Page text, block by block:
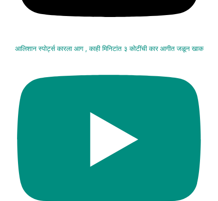
आलिशान स्पोर्ट्स कारला आग , काही मिनिटांत ३ कोटींची कार आगीत जळून खाक